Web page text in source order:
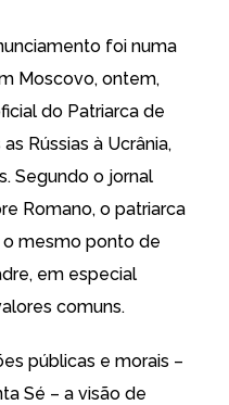
foi numa
Moscovo, ontem,
do Patriarca de
Rússias à Ucrânia,
Segundo o jornal
Romano, o patriarca
mesmo ponto de
em especial
comuns.
públicas e morais –
Sé – a visão de